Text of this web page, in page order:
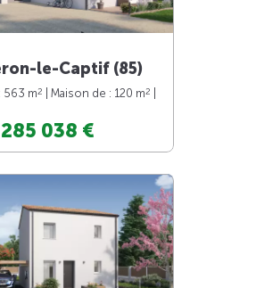
le-Captif (85)
563 m2 | Maison de : 120 m2
285 038 €